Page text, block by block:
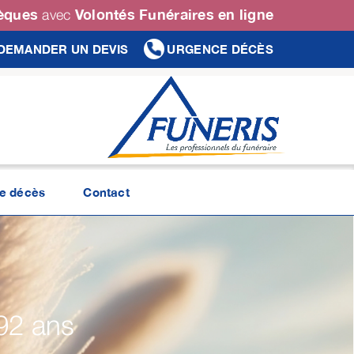
avec Volontés Funéraires en ligne
UN DEVIS URGENCE DÉCÈS
décès Contact
ans